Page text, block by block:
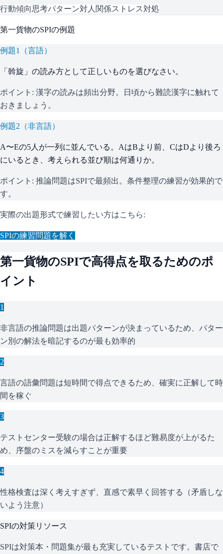
行動傾向思考パターン対人関係ストレス対処
第一貨物のSPIの例題
例題1 （言語）
「斡旋」の読み方として正しいものを選びなさい。
ポイント: 漢字の読みは頻出分野。日頃から難読漢字に触れて
おきましょう。
例題2 （非言語）
A〜Eの5人が一列に並んでいる。AはBより前、CはDより後ろ
にいるとき、考えられる並び順は何通りか。
ポイント: 推論問題はSPIで最頻出。条件整理の練習が効果的で
す。
実際の出題形式で練習したい方はこちら:
SPIの練習問題を解く
第一貨物のSPIで高得点を取るためのポ
イント
1
非言語の推論問題は出題パターンが決まっているため、パター
ン別の解法を暗記するのが最も効率的
2
言語の語彙問題は短時間で得点できるため、確実に正解して時
間を稼ぐ
3
テストセンター受験の場合は正解するほど難易度が上がるた
め、序盤のミスを減らすことが重要
4
性格検査は深く考えすぎず、直感で素早く回答する（矛盾しな
いよう注意）
SPIの対策リソース
SPIは対策本・問題集が最も充実しているテストです。書店で